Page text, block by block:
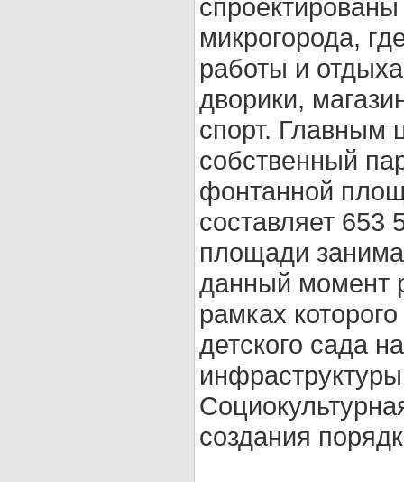
микрогорода,
работы и
дворики,
спорт. Главным
собственный
фонтанной
составляет 653
площади
данный момент
рамках
детского сада
создания